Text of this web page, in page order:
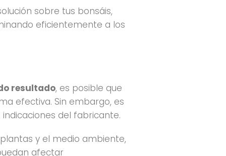
sobre tus bonsáis,
eficientemente a los
resultado, es posible que
efectiva. Sin embargo, es
del fabricante.
y el medio ambiente,
afectar